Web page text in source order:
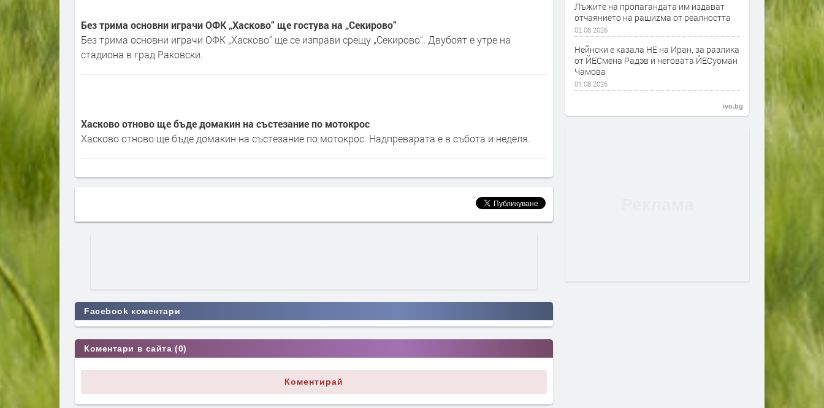
Без трима основни играчи ОФК „Хасково“ ще гостува на „Секирово“
Без трима основни играчи ОФК „Хасково“ ще се изправи срещу „Секирово“. Двубоят е утре на
стадиона в град Раковски.
Хасково отново ще бъде домакин на състезание по мотокрос
Хасково отново ще бъде домакин на състезание по мотокрос. Надпреварата е в събота и неделя.
Facebook коментари
Коментари в сайта (0)
Коментирай
Лъжите на пропагандата им издават
отчаянието на рашиzма от реалността
02.08.2026
Нейнски е казала НЕ на Иран, за разлика
от ЙЕСмена Радэв и неговата ЙЕСуоман
Чамова
01.08.2026
ivo.bg